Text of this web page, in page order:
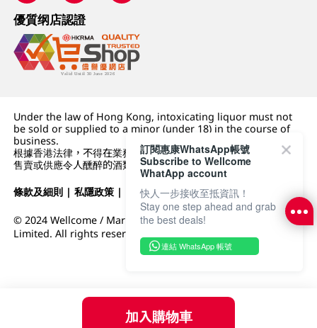
加入購物車
優質纲店認證
Under the law of Hong Kong, intoxicating liquor must not
be sold or supplied to a minor (under 18) in the course of
business.
根據香港法律，不得在業務過程中，向未成年人 (18 歲以下人士)
售賣或供應令人醺醉的酒類。
條款及細則 |私隱政策 | DFI零售集團
© 2024 Wellcome / Market Place. The Dairy Farm Company
Limited. All rights reserved.
訂閱惠康WhatsApp帳號
Subscribe to Wellcome
WhatApp account
快人一步接收至抵資訊！
Stay one step ahead and grab
the best deals!
連結 WhatsApp 帳號